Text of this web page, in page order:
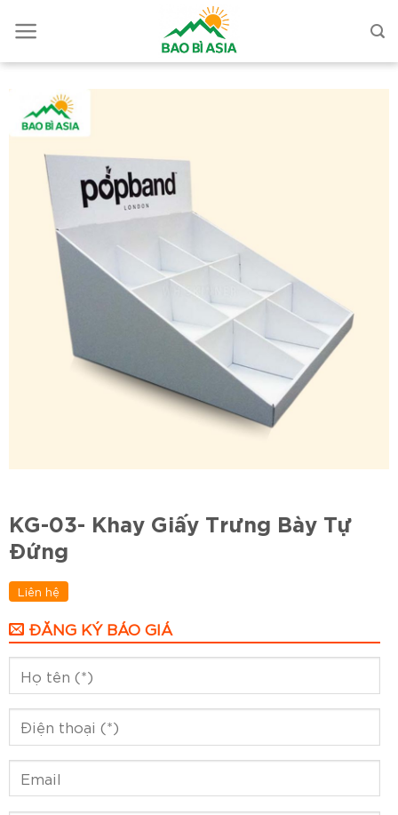
KG-03- Khay Giấy Trưng Bày Tự
Đứng
Liên hệ
ĐĂNG KÝ BÁO GIÁ